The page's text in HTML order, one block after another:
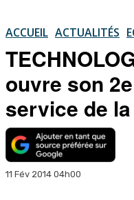
ACCUEIL ACTUALITÉS
ouvre son
service de
11 Fév 2014 04h00